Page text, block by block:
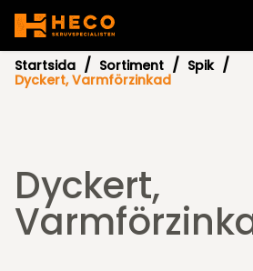
Startsida Sortiment
Spik
Dyckert, Varmförzinkad
Dyckert,